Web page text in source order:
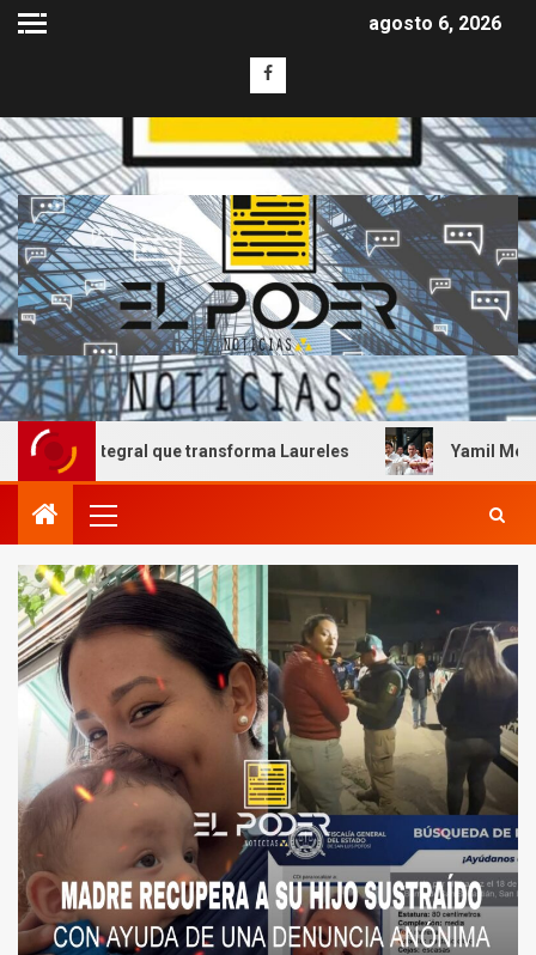
agosto 6, 2026
integral que transforma Laureles Yamil Melgar